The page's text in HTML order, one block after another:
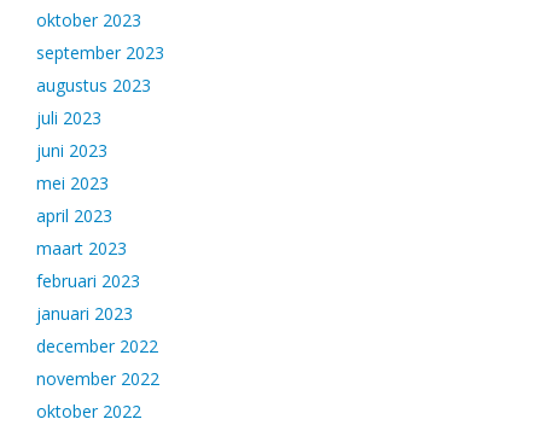
oktober 2023
september 2023
augustus 2023
juli 2023
juni 2023
mei 2023
april 2023
maart 2023
februari 2023
januari 2023
december 2022
november 2022
oktober 2022